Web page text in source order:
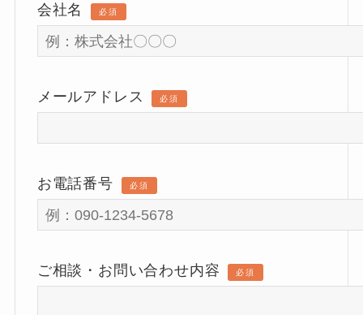
会社名 必須
メールアドレス 必須
お電話番号 必須
ご相談・お問い合わせ内容 必須